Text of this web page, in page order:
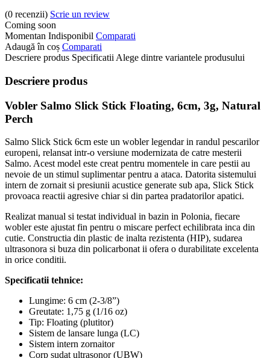
(0 recenzii) Scrie un review
Coming soon
Momentan Indisponibil Comparati
Adaugă în coș Comparati
Descriere produs Specificatii Alege dintre variantele produsului
Descriere produs
Vobler Salmo Slick Stick Floating, 6cm, 3g, Natural
Perch
Salmo Slick Stick 6cm este un wobler legendar in randul pescarilor
europeni, relansat intr-o versiune modernizata de catre mesterii
Salmo. Acest model este creat pentru momentele in care pestii au
nevoie de un stimul suplimentar pentru a ataca. Datorita sistemului
intern de zornait si presiunii acustice generate sub apa, Slick Stick
provoaca reactii agresive chiar si din partea pradatorilor apatici.
Realizat manual si testat individual in bazin in Polonia, fiecare
wobler este ajustat fin pentru o miscare perfect echilibrata inca din
cutie. Constructia din plastic de inalta rezistenta (HIP), sudarea
ultrasonora si buza din policarbonat ii ofera o durabilitate excelenta
in orice conditii.
Specificatii tehnice:
Lungime: 6 cm (2-3/8”)
Greutate: 1,75 g (1/16 oz)
Tip: Floating (plutitor)
Sistem de lansare lunga (LC)
Sistem intern zornaitor
Corp sudat ultrasonor (UBW)